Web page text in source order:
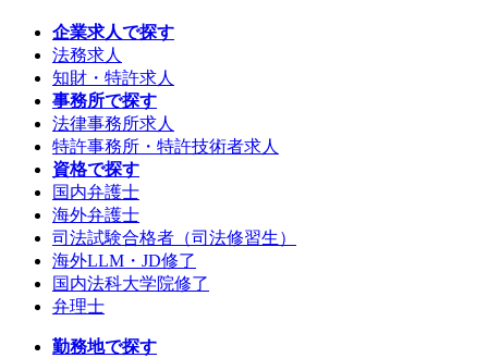
企業求人で探す
法務求人
知財・特許求人
事務所で探す
法律事務所求人
特許事務所・特許技術者求人
資格で探す
国内弁護士
海外弁護士
司法試験合格者（司法修習生）
海外LLM・JD修了
国内法科大学院修了
弁理士
勤務地で探す